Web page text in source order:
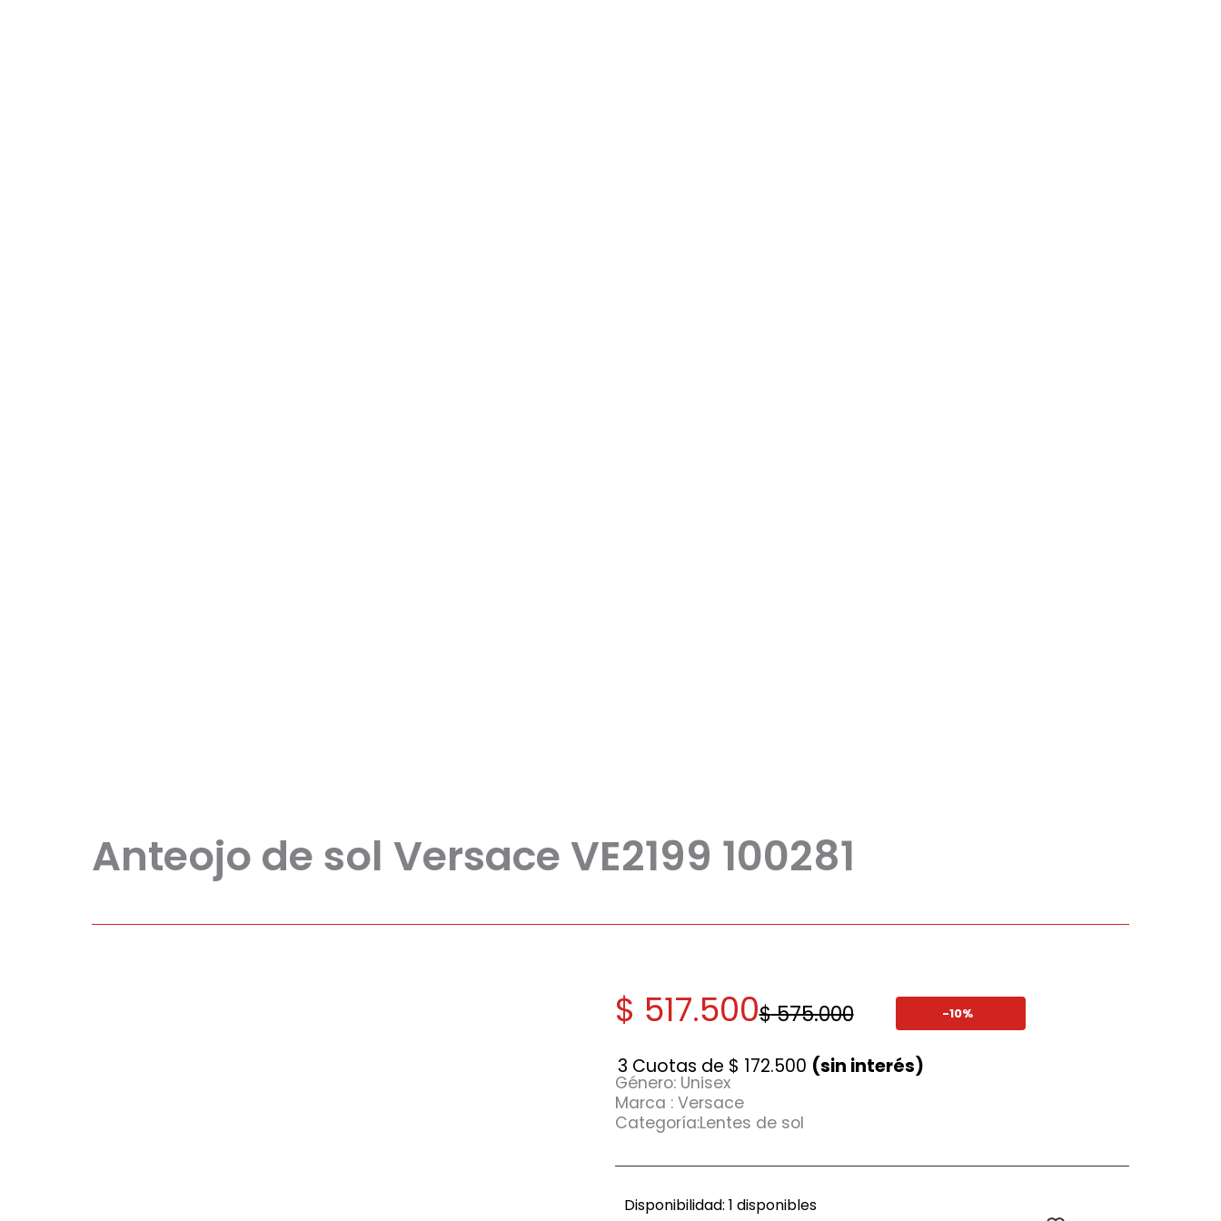
Anteojo de sol Versace VE2199 100281
$575.000
El
precio
original
era:
$ 575.000.
$ 517.500
El
precio
actual
es:
$ 517.500.
-10%
3 Cuotas de $ 172.500 (sin interés)
Género: Unisex
Marca : Versace
Categoría:Lentes de sol
Disponibilidad: 1 disponibles
Anteojo